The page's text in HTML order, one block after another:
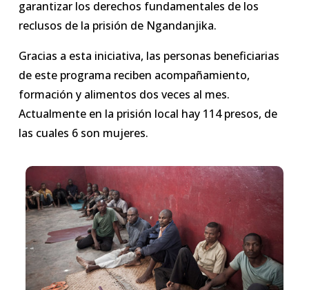
garantizar los derechos fundamentales de los
reclusos de la prisión de Ngandanjika.
Gracias a esta iniciativa, las personas beneficiarias
de este programa reciben acompañamiento,
formación y alimentos dos veces al mes.
Actualmente en la prisión local hay 114 presos, de
las cuales 6 son mujeres.